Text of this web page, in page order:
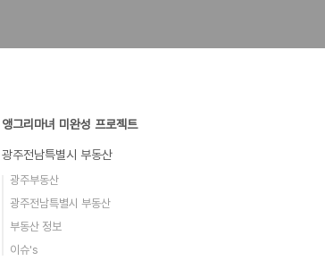
앵그리마녀 미완성 프로젝트
광주전남특별시 부동산
광주부동산
광주전남특별시 부동산
부동산 정보
이슈's